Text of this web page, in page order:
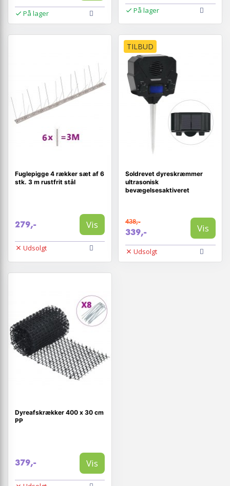
På lager På lager
Fuglepigge 4 rækker sæt af 6
stk. 3 m rustfrit stål
279,- Vis
Udsolgt
TILBUD
Soldrevet dyreskræmmer
ultrasonisk
bevægelsesaktiveret
438,-
339,- Vis
Udsolgt
Dyreafskrækker 400 x 30 cm
PP
379,- Vis